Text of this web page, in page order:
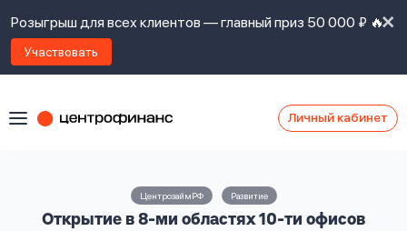
Розыгрыш для всех клиентов — главный приз 50 000 ₽ 🔥
Участвовать
Личный кабинет
ЦентрозаймРФ Развитие
Открытие в 8-ми областях 10-ти офисов
Наши с